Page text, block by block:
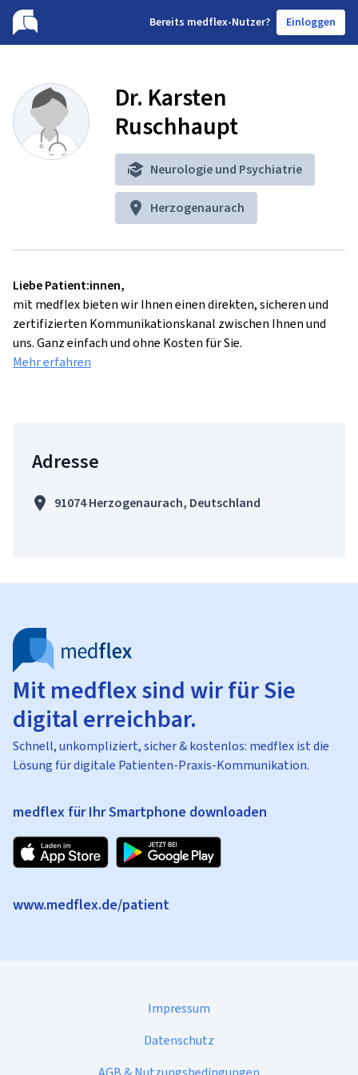
Bereits medflex-Nutzer? Einloggen
Dr. Karsten
Ruschhaupt
Neurologie und Psychiatrie
Herzogenaurach
Liebe Patient:innen,
mit medflex bieten wir Ihnen einen direkten, sicheren und
zertifizierten Kommunikationskanal zwischen Ihnen und
uns. Ganz einfach und ohne Kosten für Sie.
Mehr erfahren
Adresse
91074 Herzogenaurach, Deutschland
Mit medflex sind wir für Sie
digital erreichbar.
Schnell, unkompliziert, sicher & kostenlos: medflex ist die
Lösung für digitale Patienten-Praxis-Kommunikation.
medflex für Ihr Smartphone downloaden
www.medflex.de/patient
Impressum
Datenschutz